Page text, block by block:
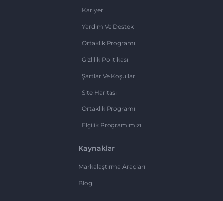
Kariyer
Yardım Ve Destek
Ortaklık Programı
Gizlilik Politikası
Şartlar Ve Koşullar
Site Haritası
Ortaklık Programı
Elçilik Programımızı
Kaynaklar
Markalaştırma Araçları
Blog